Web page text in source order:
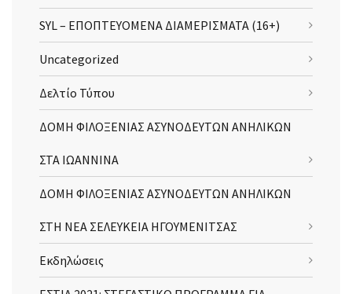
SYL – ΕΠΟΠΤΕΥΟΜΕΝΑ ΔΙΑΜΕΡΙΣΜΑΤΑ (16+)
Uncategorized
Δελτίο Τύπου
ΔΟΜΗ ΦΙΛΟΞΕΝΙΑΣ ΑΣΥΝΟΔΕΥΤΩΝ ΑΝΗΛΙΚΩΝ
ΣΤΑ ΙΩΑΝΝΙΝΑ
ΔΟΜΗ ΦΙΛΟΞΕΝΙΑΣ ΑΣΥΝΟΔΕΥΤΩΝ ΑΝΗΛΙΚΩΝ
ΣΤΗ ΝΕΑ ΣΕΛΕΥΚΕΙΑ ΗΓΟΥΜΕΝΙΤΣΑΣ
Εκδηλώσεις